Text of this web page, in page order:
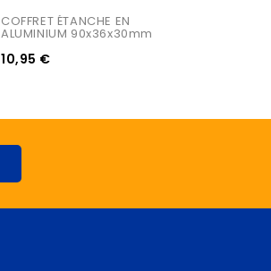
COFFRET ÉTANCHE EN
ALUMINIUM 90x36x30mm
10,95 €